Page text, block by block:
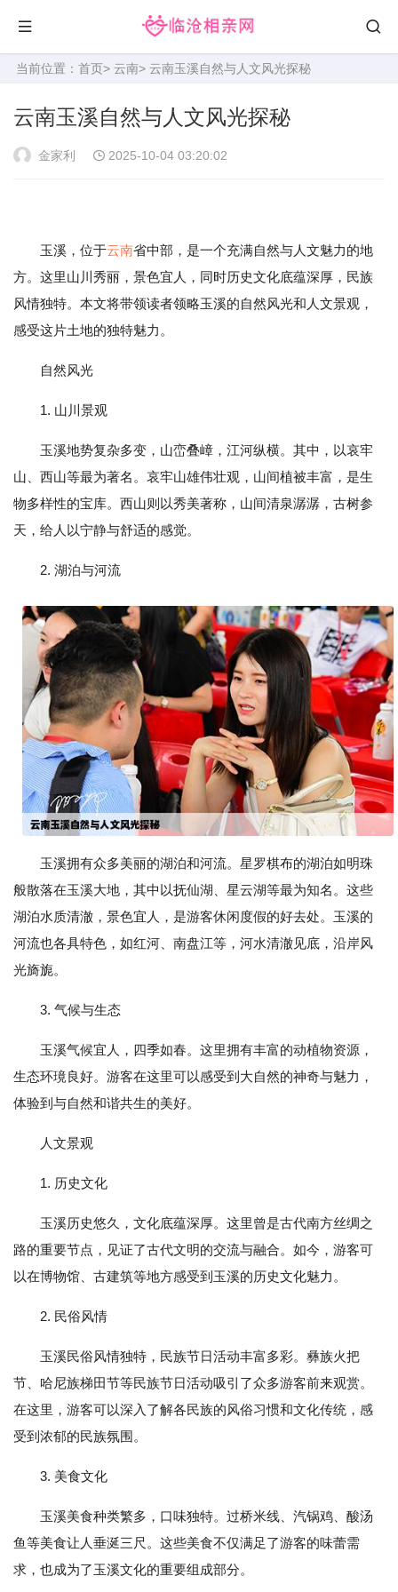
当前位置： 首页> 云南> 云南玉溪自然与人文风光探秘
云南玉溪自然与人文风光探秘
金家利 2025-10-04 03:20:02
玉溪，位于云南省中部，是一个充满自然与人文魅力的地
方。这里山川秀丽，景色宜人，同时历史文化底蕴深厚，民族
风情独特。本文将带领读者领略玉溪的自然风光和人文景观，
感受这片土地的独特魅力。
自然风光
1. 山川景观
玉溪地势复杂多变，山峦叠嶂，江河纵横。其中，以哀牢
山、西山等最为著名。哀牢山雄伟壮观，山间植被丰富，是生
物多样性的宝库。西山则以秀美著称，山间清泉潺潺，古树参
天，给人以宁静与舒适的感觉。
2. 湖泊与河流
玉溪拥有众多美丽的湖泊和河流。星罗棋布的湖泊如明珠
般散落在玉溪大地，其中以抚仙湖、星云湖等最为知名。这些
湖泊水质清澈，景色宜人，是游客休闲度假的好去处。玉溪的
河流也各具特色，如红河、南盘江等，河水清澈见底，沿岸风
光旖旎。
3. 气候与生态
玉溪气候宜人，四季如春。这里拥有丰富的动植物资源，
生态环璄良好。游客在这里可以感受到大自然的神奇与魅力，
体验到与自然和谐共生的美好。
人文景观
1. 历史文化
玉溪历史悠久，文化底蕴深厚。这里曾是古代南方丝绸之
路的重要节点，见证了古代文明的交流与融合。如今，游客可
以在博物馆、古建筑等地方感受到玉溪的历史文化魅力。
2. 民俗风情
玉溪民俗风情独特，民族节日活动丰富多彩。彝族火把
节、哈尼族梯田节等民族节日活动吸引了众多游客前来观赏。
在这里，游客可以深入了解各民族的风俗习惯和文化传统，感
受到浓郁的民族氛围。
3. 美食文化
玉溪美食种类繁多，口味独特。过桥米线、汽锅鸡、酸汤
鱼等美食让人垂涎三尺。这些美食不仅满足了游客的味蕾需
求，也成为了玉溪文化的重要组成部分。